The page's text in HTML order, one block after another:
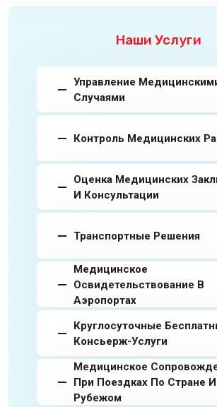
Наши Услуги
Управление
Случаями
Контроль Медицинских
Оценка Медицинских
И Консультации
Транспортные Решения
Медицинское
Освидетельствование В
Аэропортах
Круглосуточные
Консьерж-Услуги
Медицинское
При Поездках По Стране
Рубежом